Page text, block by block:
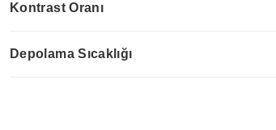
Kontrast Oranı
Depolama Sıcaklığı